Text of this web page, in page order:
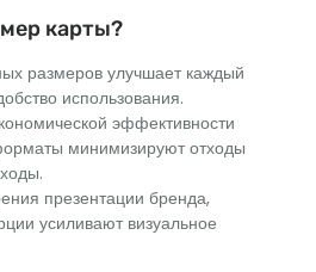
карты?
размеров улучшает каждый
использования.
эффективности
минимизируют отходы
презентации бренда,
усиливают визуальное